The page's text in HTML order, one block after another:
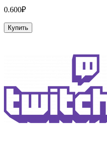
0.600₽
Купить